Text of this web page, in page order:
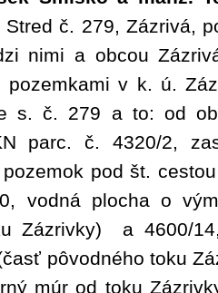
č. 279, Zázrivá,
nimi a obcou
pozemkami v k. ú.
s. č. 279 a to: od
parc. č. 4320/2,
pod št.
vodná plocha o
Zázrivky) a 4600/
pôvodného toku
múr od toku